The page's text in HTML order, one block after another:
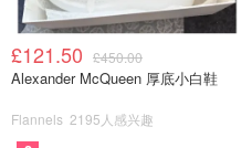
£121.50 £450.00
Alexander McQueen 厚底小白鞋
Flannels 2195人感兴趣